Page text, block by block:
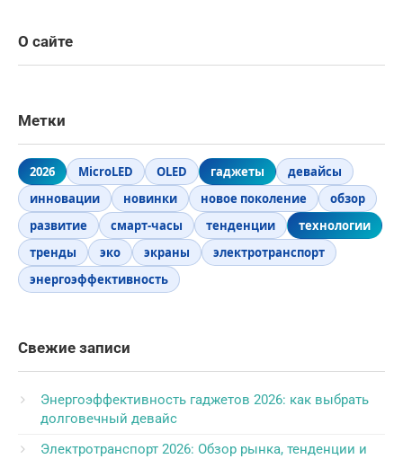
О сайте
Метки
2026 MicroLED OLED гаджеты
девайсы
инновации
новинки новое поколение
обзор
развитие
смарт-часы тенденции
технологии
тренды
эко экраны
электротранспорт
энергоэффективность
Свежие записи
Энергоэффективность гаджетов 2026: как выбрать
долговечный девайс
Электротранспорт 2026: Обзор рынка, тенденции и